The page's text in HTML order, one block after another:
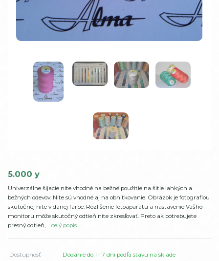
5.000 y
Univerzálne šijacie nite vhodné na bežné použitie na šitie ľahkých a
bežných odevov. Nite sú vhodné aj na obnitkovanie. Obrázok je fotografiou
skutočnej nite v danej farbe. Rozlíšenie fotoaparátu a nastavenie Vášho
monitoru môže skutočný odtieň nite zkresľovať. Preto ak potrebujete
presný odtieň, ... celý popis
Dostupnosť Dodanie do 1 - 7 dní podľa stavu na sklade